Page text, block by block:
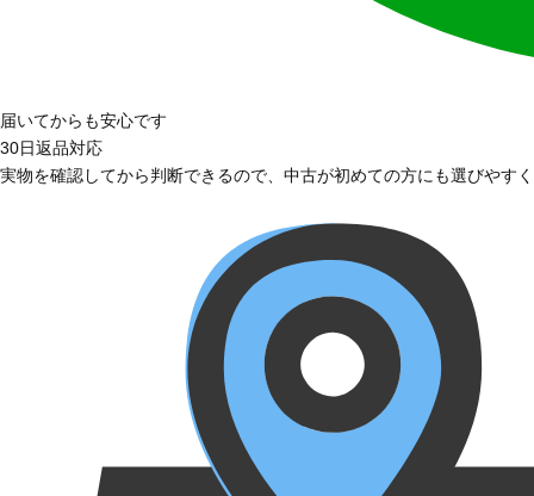
届いてからも安心です
30日返品対応
実物を確認してから判断できるので、中古が初めての方にも選びやす